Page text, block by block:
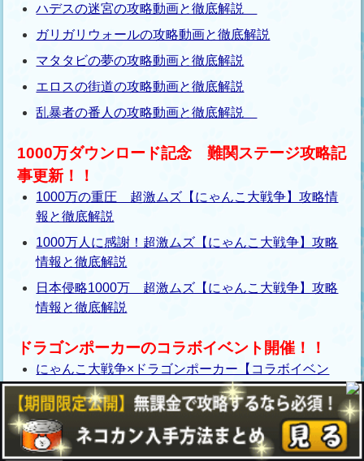
ハデスの迷宮の攻略動画と徹底解説
ガリガリウォールの攻略動画と徹底解説
マタタビの夢の攻略動画と徹底解説
エロスの街道の攻略動画と徹底解説
乱暴者の番人の攻略動画と徹底解説
1000万ダウンロード記念 難関ステージ攻略記
事更新！！
1000万の重圧 超激ムズ【にゃんこ大戦争】攻略情
報と徹底解説
1000万人に感謝！超激ムズ【にゃんこ大戦争】攻略
情報と徹底解説
日本侵略1000万 超激ムズ【にゃんこ大戦争】攻略
情報と徹底解説
ドラゴンポーカーのコラボイベント開催！！
にゃんこ大戦争×ドラゴンポーカー【コラボイベン
ト】ステージ＆ガチャ情報紹介！
ブレーカークラッシュの攻略動画＆徹底解説 ドラ
ゴンポーカーコラボイベント